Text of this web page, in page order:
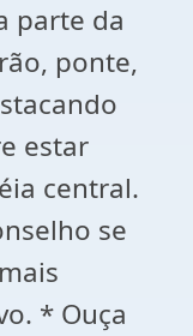
parte da
ponte,
estar
central.
se
* Ouça